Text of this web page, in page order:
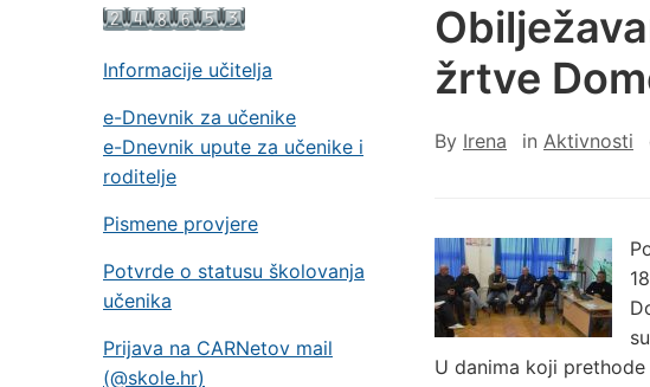
Informacije učitelja
e-Dnevnik za učenike
e-Dnevnik upute za učenike i
roditelje
Pismene provjere
Potvrde o statusu školovanja
učenika
Prijava na CARNetov mail
(@skole.hr)
žrtve
By Irena in Aktivnosti
U danima koji